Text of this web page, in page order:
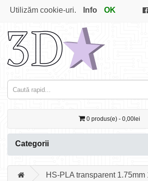
Utilizăm cookie-uri. Info OK
0 produs(e) - 0,00lei
Categorii
HS-PLA transparent 1.75mm